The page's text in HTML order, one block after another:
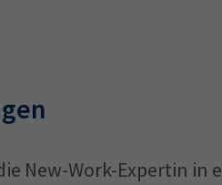
New-Work-Expertin in